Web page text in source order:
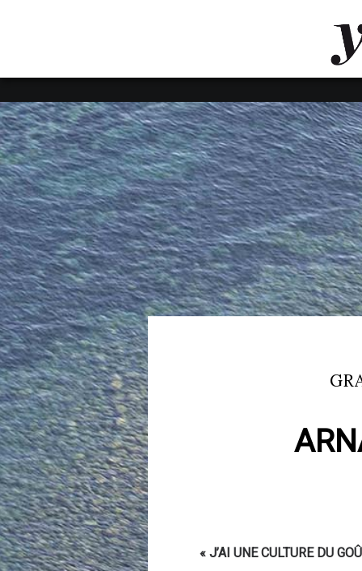
« J’AI UNE CULTURE DU